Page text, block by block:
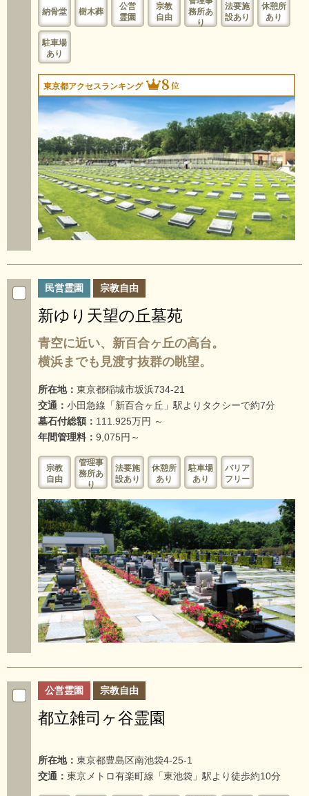
納骨堂 樹木葬
公営
霊園
宗教
自由
務所あ
り
法要施
設あり
休憩所
あり
駐車場
あり
東京都アクセスランキング 8位
民営霊園 宗教自由
新ゆり天望の丘墓苑
青空に近い、新百合ヶ丘の高台。
横浜までも見渡す抜群の眺望。
所在地： 東京都稲城市坂浜734-21
交通： 小田急線「新百合ヶ丘」駅よりタクシーで約7分
墓石付総額： 111.925万円 ～
年間管理料： 9,075円～
宗教
自由
管理事
務所あ
り
法要施
設あり
休憩所
あり
駐車場
あり
バリア
フリー
公営霊園 宗教自由
都立雑司ヶ谷霊園
所在地： 東京都豊島区南池袋4-25-1
交通： 東京メトロ有楽町線「東池袋」駅より徒歩約10分